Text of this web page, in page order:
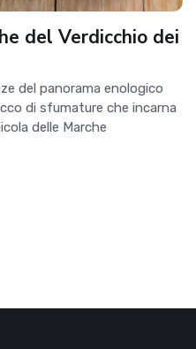
del Verdicchio dei
del panorama enologico
di sfumature che incarna
delle Marche